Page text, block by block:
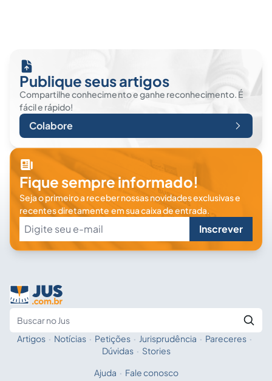
Publique seus artigos
Compartilhe conhecimento e ganhe reconhecimento. É
fácil e rápido!
Colabore
Fique sempre informado!
Seja o primeiro a receber nossas novidades exclusivas e
recentes diretamente em sua caixa de entrada.
Inscrever
Fale com a IA
Artigos · Notícias · Petições · Jurisprudência · Pareceres ·
Dúvidas · Stories
Ajuda · Fale conosco